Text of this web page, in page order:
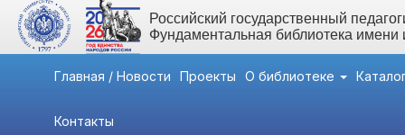
Российский государственный
Фундаментальная библиотека
Главная / Новости Проекты О библиотеке
Контакты
Быстрый доступ